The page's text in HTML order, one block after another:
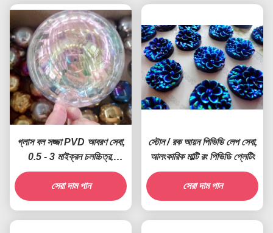
গ্লাস বল সজ্জা PVD আবরণ সেবা,
0.5 - 3 মাইক্রন চলচ্চিত্র,
ক্যাথোডিক আর্ক Plating
সেরা দাম পান
স্টোন / রক আয়ন পিভিডি লেপ সেবা,
আলংকারিক মাল্টি রং পিভিডি প্লেটিং
সেরা দাম পান